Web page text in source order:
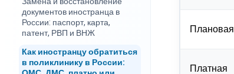
документов иностранца в
России: паспорт, карта,
патент, РВП и ВНЖ
Как иностранцу обратиться
в поликлинику в России:
Плановая
Платная